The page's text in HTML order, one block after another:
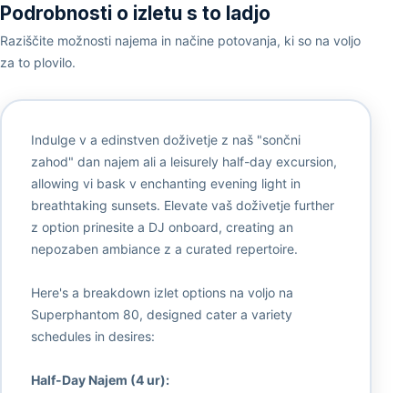
Podrobnosti o izletu s to ladjo
Raziščite možnosti najema in načine potovanja, ki so na voljo
za to plovilo.
Indulge v a edinstven doživetje z naš "sončni
zahod" dan najem ali a leisurely half-day excursion,
allowing vi bask v enchanting evening light in
breathtaking sunsets. Elevate vaš doživetje further
z option prinesite a DJ onboard, creating an
nepozaben ambiance z a curated repertoire.
Here's a breakdown izlet options na voljo na
Superphantom 80, designed cater a variety
schedules in desires:
Half-Day Najem (4 ur):